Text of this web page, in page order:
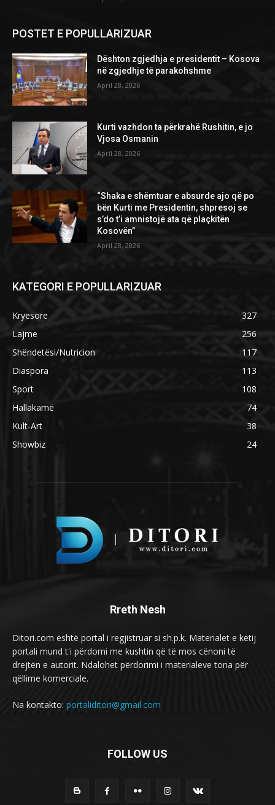
POSTET E POPULLARIZUAR
Dështon zgjedhja e presidentit – Kosova
në zgjedhje të parakohshme
April 28, 2026
Kurti vazhdon ta përkrahë Rushitin, e jo
Vjosa Osmanin
April 28, 2026
“Shaka e shëmtuar e absurde ajo që po
bën Kurti me Presidentin, shpresoj se
s’do t’i amnistojë ata që plaçkitën
Kosovën”
April 28, 2026
KATEGORI E POPULLARIZUAR
Kryesore
327
Lajme
256
Shëndetësi/Nutricion
117
Diaspora
113
Sport
108
Hallakamë
74
Kult-Art
38
Showbiz
24
Rreth Nesh
Ditori.com është portal i regjistruar si sh.p.k. Materialet e këtij
portali mund t'i përdorni me kushtin që të mos cënoni të
drejtën e autorit. Ndalohet përdorimi i materialeve tona për
qëllime komerciale.
Na kontakto: portaliditori@gmail.com
FOLLOW US